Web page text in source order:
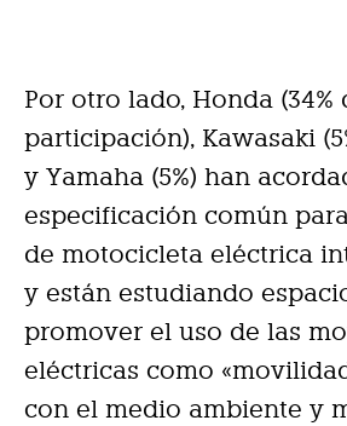
Por otro lado, Honda (34%
participación), Kawasaki
y Yamaha (5%) han
especificación común
de motocicleta eléctrica
y están estudiando
promover el uso de las
eléctricas como
con el medio ambiente y